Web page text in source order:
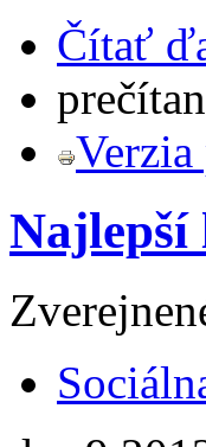
Čítať
Verzia
Najlepší